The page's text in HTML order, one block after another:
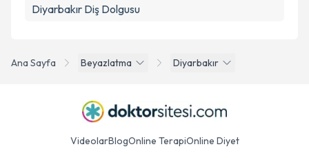
Ana Sayfa Beyazlatma Diyarbakır
Diyarbakır Diş Dolgusu
VideolarBlogOnline TerapiOnline Diyet